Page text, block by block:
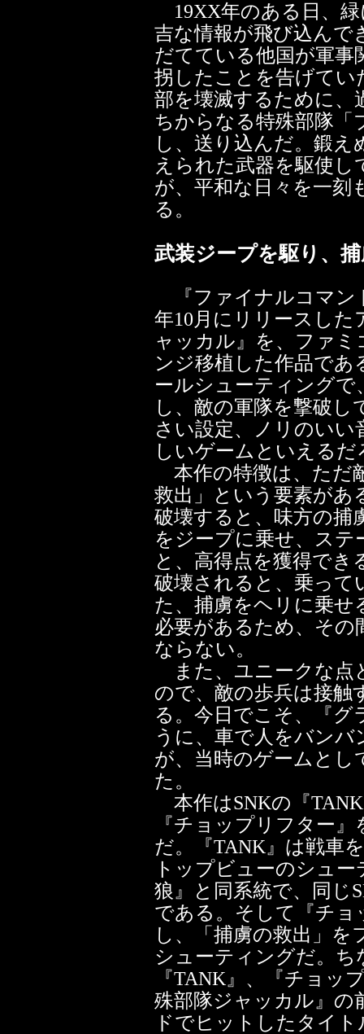
19XX年のある日、緑
吉な情報が飛び込んで
だてている他国が軍事
拐したことを告げてい
部を壊滅するために、
ちからなる特殊部隊「
し、送り込んだ。鍛え
えられた武器を駆使
が、平和な日々を一刻
る。
武装ジープを駆り、
『ファイナルコマン
年10月にリリースした
ャッカル』を、ファ
ンジ移植した作品で
ールシューティング
し、敵の軍隊を撃破
さい設定、ノリのい
しいゲームといえるだ
本作の特徴は、ただ
救出」という要素があ
破壊すると、味方の捕
をジープに乗せ、ス
と、高得点を獲得で
破壊されると、乗って
た、捕虜をヘリに乗せ
必要があるため、そ
ならない。
また、ユニークな点
ので、敵の歩兵は接
る。今日でこそ、『
うに、車で人をバン
が、当時のゲームとし
た。
本作はSNKの『
『チョップリフター
だ。『TANK』は戦車
トップビューのシュ
狼』と同系統で、同じ
である。そして『チ
し、「捕虜の救出」
シューティングだ。ち
『TANK』、『チョッ
殊部隊ジャッカル』の
ドでヒットしたタイ